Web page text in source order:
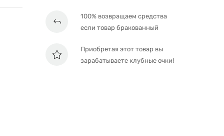
100% возвращаем средства
если товар бракованный
Приобретая этот товар вы
зарабатываете клубные очки!